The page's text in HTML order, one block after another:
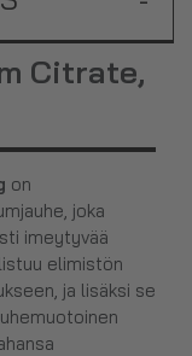
Citrate,
on
joka
imeytyvää
elimistön
ja lisäksi se